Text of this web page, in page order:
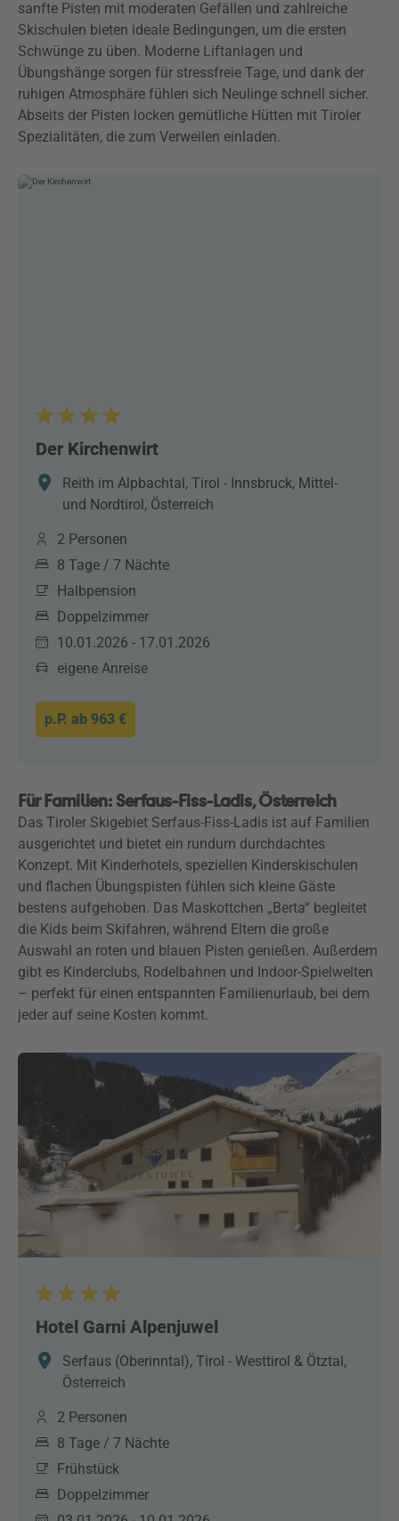
sanfte Pisten mit moderaten Gefällen und zahlreiche
Skischulen bieten ideale Bedingungen, um die ersten
Schwünge zu üben. Moderne Liftanlagen und
Übungshänge sorgen für stressfreie Tage, und dank der
ruhigen Atmosphäre fühlen sich Neulinge schnell sicher.
Abseits der Pisten locken gemütliche Hütten mit Tiroler
Spezialitäten, die zum Verweilen einladen.
Der Kirchenwirt
Reith im Alpbachtal, Tirol - Innsbruck, Mittel-
und Nordtirol, Österreich
2 Personen
8 Tage / 7 Nächte
Halbpension
Doppelzimmer
10.01.2026 - 17.01.2026
eigene Anreise
p.P. ab 963 €
Für Familien: Serfaus-Fiss-Ladis, Österreich
Das Tiroler Skigebiet Serfaus-Fiss-Ladis ist auf Familien
ausgerichtet und bietet ein rundum durchdachtes
Konzept. Mit Kinderhotels, speziellen Kinderskischulen
und flachen Übungspisten fühlen sich kleine Gäste
bestens aufgehoben. Das Maskottchen „Berta“ begleitet
die Kids beim Skifahren, während Eltern die große
Auswahl an roten und blauen Pisten genießen. Außerdem
gibt es Kinderclubs, Rodelbahnen und Indoor-Spielwelten
– perfekt für einen entspannten Familienurlaub, bei dem
jeder auf seine Kosten kommt.
Hotel Garni Alpenjuwel
Serfaus (Oberinntal), Tirol - Westtirol & Ötztal,
Österreich
2 Personen
8 Tage / 7 Nächte
Frühstück
Doppelzimmer